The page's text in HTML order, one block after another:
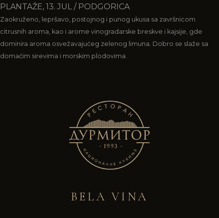
PLANTAŽE, 13. JUL / PODGORICA
Zaokruženo, lepršavo, postojnog i punog ukusa sa završnicom
citrusnih aroma, kao i arome vinogradarske breskve i kajsije, gde
dominira aroma osvežavajućeg zelenog limuna. Dobro se slaže sa
domaćim sirevima i morskim plodovima.
BELA VINA